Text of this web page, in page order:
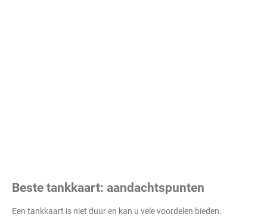
Beste tankkaart: aandachtspunten
Een tankkaart is niet duur en kan u vele voordelen bieden.